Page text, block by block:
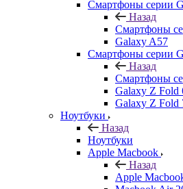
Смартфоны серии
Назад
Смартфоны
Galaxy A57
Смартфоны серии
Назад
Смартфоны
Galaxy Z Fold
Galaxy Z Fold
Ноутбуки
Назад
Ноутбуки
Apple Macbook
Назад
Apple